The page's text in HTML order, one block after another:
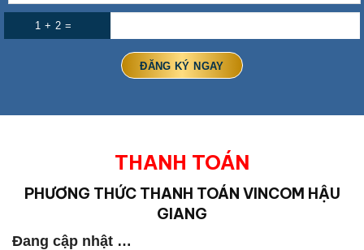
1 + 2 =
THANH TOÁN
PHƯƠNG THỨC THANH TOÁN VINCOM HẬU
GIANG
Đang cập nhật …